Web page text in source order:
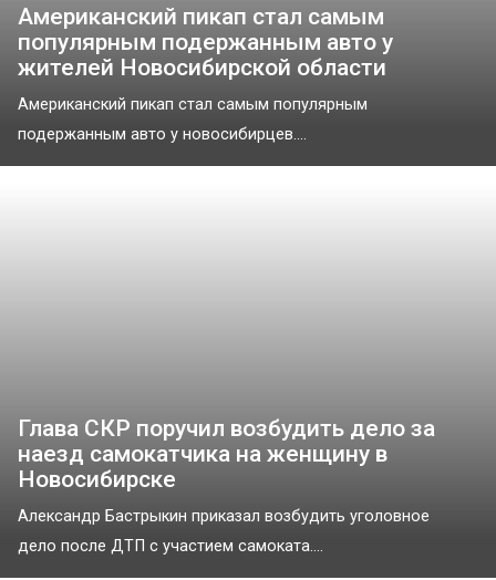
Американский пикап стал самым
популярным подержанным авто у
жителей Новосибирской области
Американский пикап стал самым популярным
подержанным авто у новосибирцев....
Глава СКР поручил возбудить дело за
наезд самокатчика на женщину в
Новосибирске
Александр Бастрыкин приказал возбудить уголовное
дело после ДТП с участием самоката....